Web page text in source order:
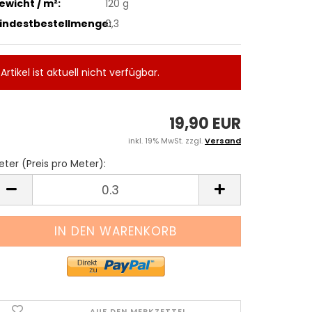
/ m²:
120 g
0,3
Artikel ist aktuell nicht verfügbar.
19,90 EUR
inkl. 19% MwSt. zzgl.Versand
(Preis pro Meter):